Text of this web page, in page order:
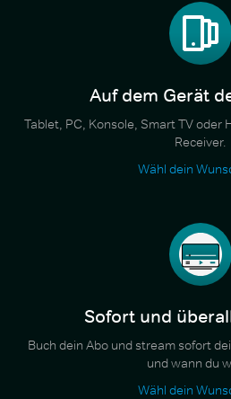
Auf dem Gerät
Tablet, PC, Konsole, Smart TV oder
Receiver.
Wähl dein
Sofort und
Buch dein Abo und stream sofort
und wann du
Wähl dein